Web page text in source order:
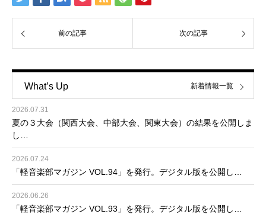
前の記事 次の記事
What’s Up
2026.07.31
夏の３大会（関西大会、中部大会、関東大会）の結果を公開しま
し…
2026.07.24
「軽音楽部マガジン VOL.94」を発行。デジタル版を公開し…
2026.06.26
「軽音楽部マガジン VOL.93」を発行。デジタル版を公開し…
新着情報一覧